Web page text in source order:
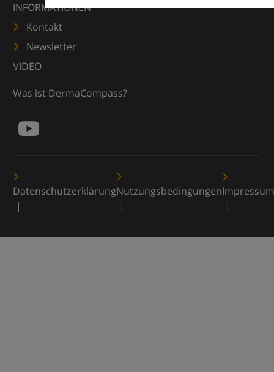
INFORMATIONEN
Kontakt
Newsletter
VIDEO
Was ist DermaCompass?
DatenschutzerklärungNutzungsbedingungenImpressum